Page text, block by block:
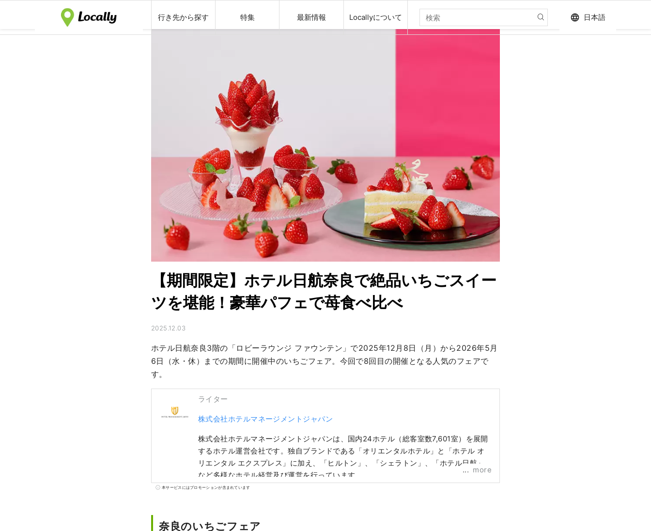
行き先から探す 特集 最新情報 Locallyについて language 日本語
【期間限定】ホテル日航奈良で絶品いちごスイー
ツを堪能！豪華パフェで苺食べ比べ
2025.12.03
ホテル日航奈良3階の「ロビーラウンジ ファウンテン」で2025年12月8日（月）から2026年5月
6日（水・休）までの期間に開催中のいちごフェア。今回で8回目の開催となる人気のフェアで
す。
ライター
株式会社ホテルマネージメントジャパン
株式会社ホテルマネージメントジャパンは、国内24ホテル（総客室数7,601室）を展開
するホテル運営会社です。独自ブランドである「オリエンタルホテル」と「ホテル オ
リエンタル エクスプレス」に加え、「ヒルトン」、「シェラトン」、「ホテル日航」
など多様なホテル経営及び運営を行っています。
more
本サービスにはプロモーションが含まれています
奈良のいちごフェア